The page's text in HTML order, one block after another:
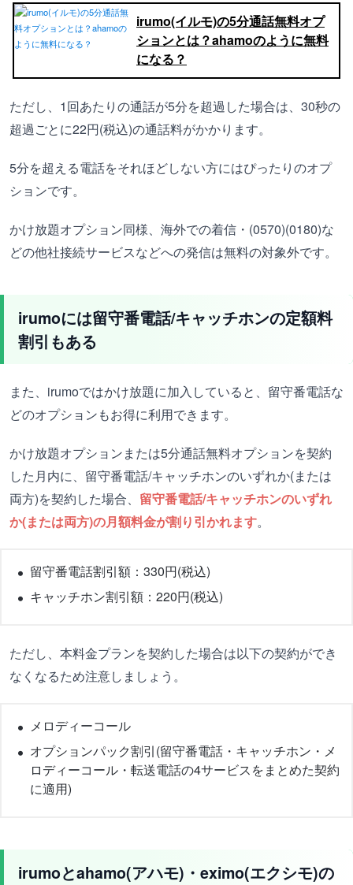
irumo(イルモ)の5分通話無料オプ
ションとは？ahamoのように無料
になる？
ただし、1回あたりの通話が5分を超過した場合は、30秒の
超過ごとに22円(税込)の通話料がかかります。
5分を超える電話をそれほどしない方にはぴったりのオプ
ションです。
かけ放題オプション同様、海外での着信・(0570)(0180)な
どの他社接続サービスなどへの発信は無料の対象外です。
irumoには留守番電話/キャッチホンの定額料
割引もある
また、irumoではかけ放題に加入していると、留守番電話な
どのオプションもお得に利用できます。
かけ放題オプションまたは5分通話無料オプションを契約
した月内に、留守番電話/キャッチホンのいずれか(または
両方)を契約した場合、 留守番電話/キャッチホンのいずれ
か(または両方)の月額料金が割り引かれます。
留守番電話割引額：330円(税込)
キャッチホン割引額：220円(税込)
ただし、本料金プランを契約した場合は以下の契約ができ
なくなるため注意しましょう。
メロディーコール
オプションパック割引(留守番電話・キャッチホン・メ
ロディーコール・転送電話の4サービスをまとめた契約
に適用)
irumoとahamo(アハモ)・eximo(エクシモ)の